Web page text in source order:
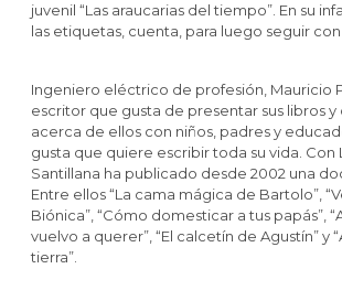
juvenil “Las araucarias del tiempo”. En su
las etiquetas, cuenta, para luego seguir con
Ingeniero eléctrico de profesión, Mauricio
escritor que gusta de presentar sus libros y
acerca de ellos con niños, padres y
gusta que quiere escribir toda su vida. Con
Santillana ha publicado desde 2002 una
Entre ellos “La cama mágica de Bartolo”,
Biónica”, “Cómo domesticar a tus papás”,
vuelvo a querer”, “El calcetín de Agustín” y
tierra”.